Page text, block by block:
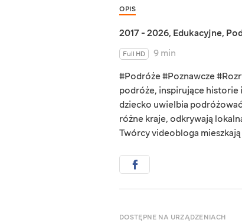
OPIS
2017 - 2026, Edukacyjne,
Full HD
9 min
#Podróże #Poznawcze
podróże, inspirujące historie
dziecko uwielbia
różne kraje, odkrywają
Twórcy videobloga
DOSTĘPNE NA URZĄDZENIACH